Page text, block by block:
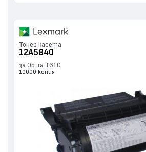
Тонер касета
12A5840
за Optra T610
10000 копия